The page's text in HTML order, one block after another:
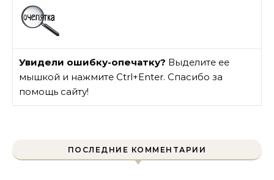
Увидели ошибку-опечатку? Выделите ее
мышкой и нажмите Ctrl+Enter. Спасибо за
помощь сайту!
ПОСЛЕДНИЕ КОММЕНТАРИИ